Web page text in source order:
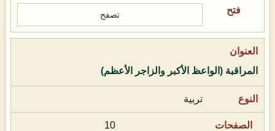
تصفح
المراقبة (الواعظ الأكبر والزاجر الأعظم)
تربية
10